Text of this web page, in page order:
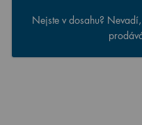
Nejste v dosahu?